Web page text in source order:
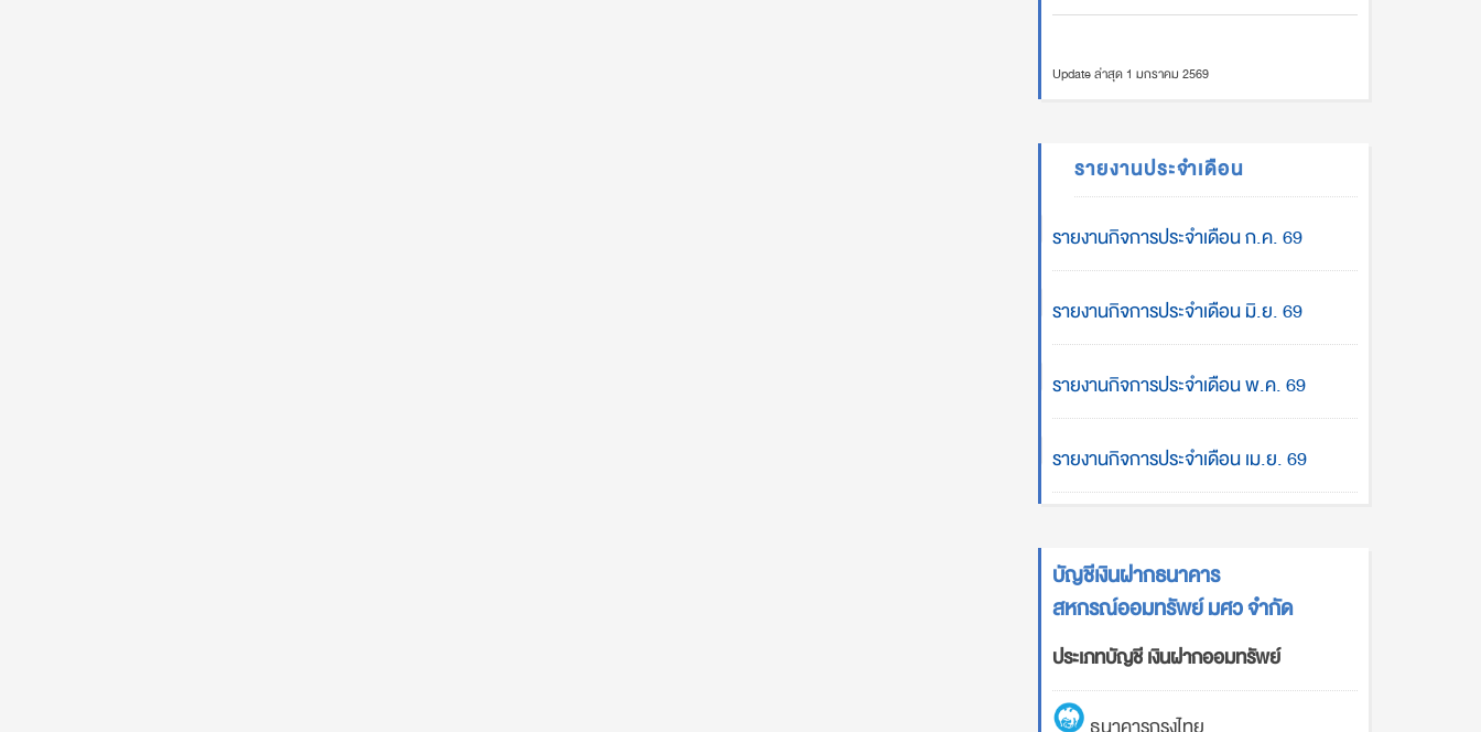
Update ล่าสุด 1 มกราคม 2569
รายงานประจำเดือน
รายงานกิจการประจำเดือน ก.ค. 69
รายงานกิจการประจำเดือน มิ.ย. 69
รายงานกิจการประจำเดือน พ.ค. 69
รายงานกิจการประจำเดือน เม.ย. 69
บัญชีเงินฝากธนาคาร
สหกรณ์ออมทรัพย์ มศว จำกัด
ประเภทบัญชี เงินฝากออมทรัพย์